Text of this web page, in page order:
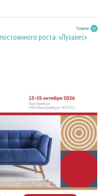
Развитие
роста: «Лузалес»